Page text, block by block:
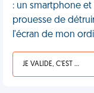
: un smartphone et
prouesse de
l'écran de mon
JE VALIDE, C'EST UNE VDM